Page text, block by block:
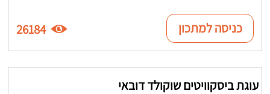
כניסה למתכון 26184
עוגת ביסקוויטים שוקולד דובאי